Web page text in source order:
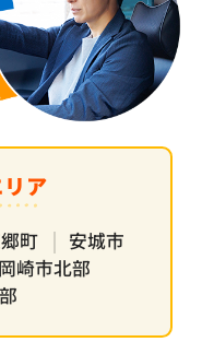
ア
町
安城市
岡崎市北部